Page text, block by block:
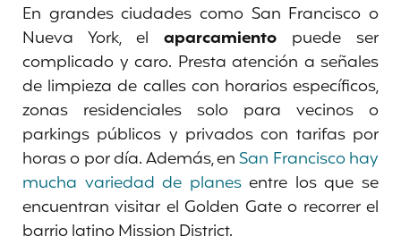
En grandes ciudades como San Francisco o
Nueva York, el aparcamiento puede ser
complicado y caro. Presta atención a señales
de limpieza de calles con horarios específicos,
zonas residenciales solo para vecinos o
parkings públicos y privados con tarifas por
horas o por día. Además, enSan Francisco hay
mucha variedad de planesentre los que se
encuentran visitar el Golden Gate o recorrer el
barrio latino Mission District.